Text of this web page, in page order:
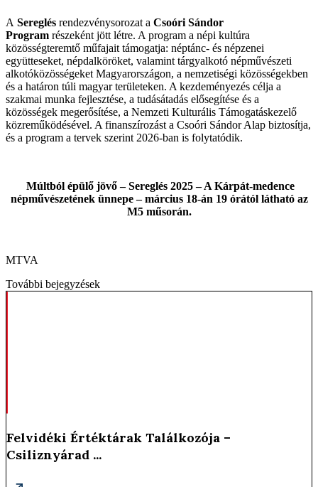
A Sereglés rendezvénysorozat a Csoóri Sándor
Program részeként jött létre. A program a népi kultúra
közösségteremtő műfajait támogatja: néptánc- és népzenei
együtteseket, népdalköröket, valamint tárgyalkotó népművészeti
alkotóközösségeket Magyarországon, a nemzetiségi közösségekben
és a határon túli magyar területeken. A kezdeményezés célja a
szakmai munka fejlesztése, a tudásátadás elősegítése és a
közösségek megerősítése, a Nemzeti Kulturális Támogatáskezelő
közreműködésével. A finanszírozást a Csoóri Sándor Alap biztosítja,
és a program a tervek szerint 2026-ban is folytatódik.
Múltból épülő jövő – Sereglés 2025 – A Kárpát-medence
népművészetének ünnepe – március 18-án 19 órától látható az
M5 műsorán.
MTVA
További bejegyzések
Felvidéki Értéktárak Találkozója –
Csiliznyárad ...